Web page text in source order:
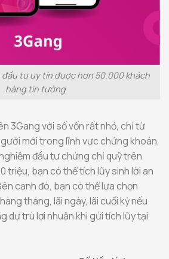
đầu tư uy tín được hơn 50.000 khách
hàng tin tưởng
3Gang với số vốn rất nhỏ, chỉ từ
mới trong lĩnh vực chứng khoán,
đầu tư chứng chỉ quỹ trên
triệu, bạn có thể tích lũy sinh lời an
cạnh đó, bạn có thể lựa chọn
tháng, lãi ngày, lãi cuối kỳ nếu
dự trù lợi nhuận khi gửi tích lũy tại